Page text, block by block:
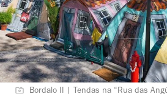
Bordalo II | Tendas na “Rua das